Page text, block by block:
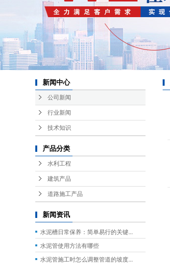
新闻中心
公司新闻
行业新闻
技术知识
产品分类
水利工程
建筑产品
道路施工产品
新闻资讯
水泥槽日常保养：简单易行的关键...
水泥管使用方法有哪些
水泥管施工时怎么调整管道的坡度...